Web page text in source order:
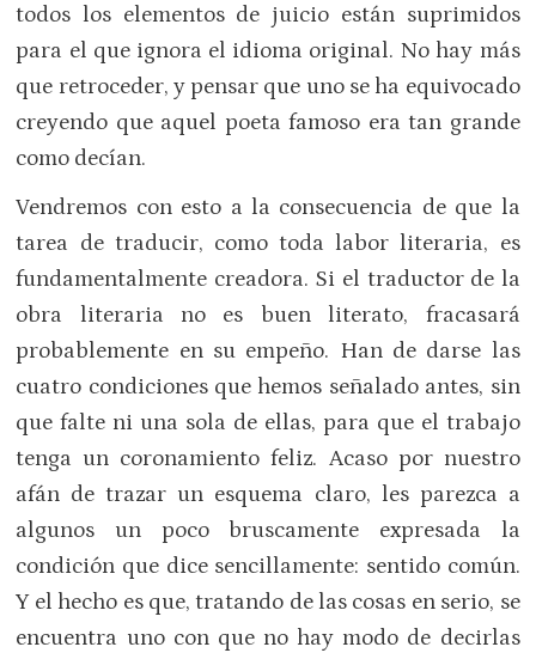
todos los elementos de juicio están suprimidos
para el que ignora el idioma original. No hay más
que retroceder, y pensar que uno se ha equivocado
creyendo que aquel poeta famoso era tan grande
como decían.
Vendremos con esto a la consecuencia de que la
tarea de traducir, como toda labor literaria, es
fundamentalmente creadora. Si el traductor de la
obra literaria no es buen literato, fracasará
probablemente en su empeño. Han de darse las
cuatro condiciones que hemos señalado antes, sin
que falte ni una sola de ellas, para que el trabajo
tenga un coronamiento feliz. Acaso por nuestro
afán de trazar un esquema claro, les parezca a
algunos un poco bruscamente expresada la
condición que dice sencillamente: sentido común.
Y el hecho es que, tratando de las cosas en serio, se
encuentra uno con que no hay modo de decirlas